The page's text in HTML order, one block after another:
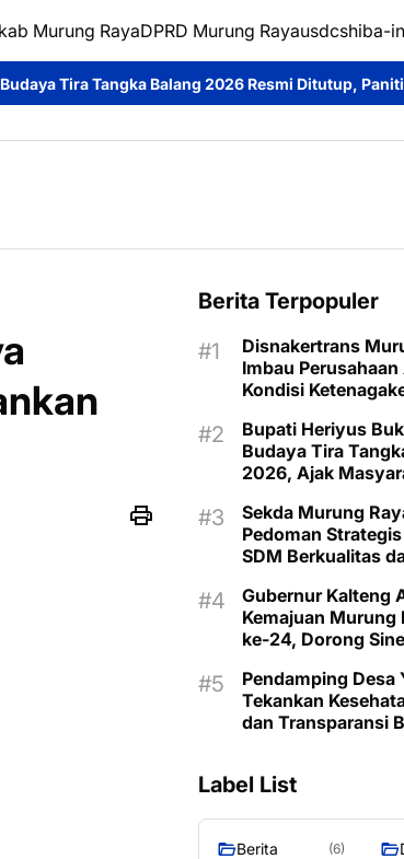
Murung RayaDPRD Murung Rayausdcshiba-
2026 Resmi Ditutup, Panitia Apresiasi Seluruh
Berita Terpopuler
Disnakertrans
Imbau
Kondisi
Bupati Heriyus
Budaya Tira
2026, Ajak
Sekda Murung
Pedoman
SDM Berkualitas
Gubernur Kalteng
Kemajuan Murung
ke-24, Dorong
Pendamping Desa
Tekankan
dan Transparansi
Label List
Berita (6)